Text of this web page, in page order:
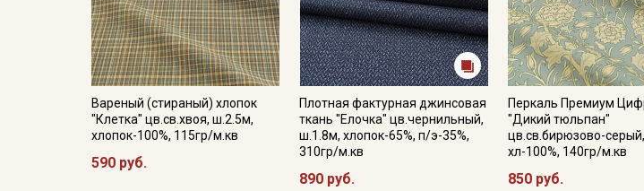
Вареный (стираный) хлопок
"Клетка" цв.св.хвоя, ш.2.5м,
хлопок-100%, 115гр/м.кв
590 руб.
Плотная фактурная джинсовая
ткань "Елочка" цв.чернильный,
ш.1.8м, хлопок-65%, п/э-35%,
310гр/м.кв
890 руб.
Перкаль Премиум
"Дикий тюльпан"
цв.св.бирюзово-
хл-100%, 140гр/м.кв
850 руб.